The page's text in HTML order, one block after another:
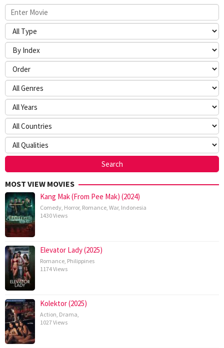
MOST VIEW MOVIES
Kang Mak (From Pee Mak) (2024)
Comedy Horror, Romance War, Indonesia
1430 Views
Elevator Lady (2025)
Romance Philippines
1174 Views
Kolektor (2025)
Action Drama
1027 Views